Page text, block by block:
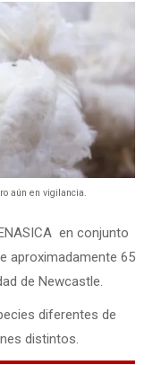
aún en vigilancia.
en conjunto
aproximadamente 65
de Newcastle.
diferentes de
distintos.